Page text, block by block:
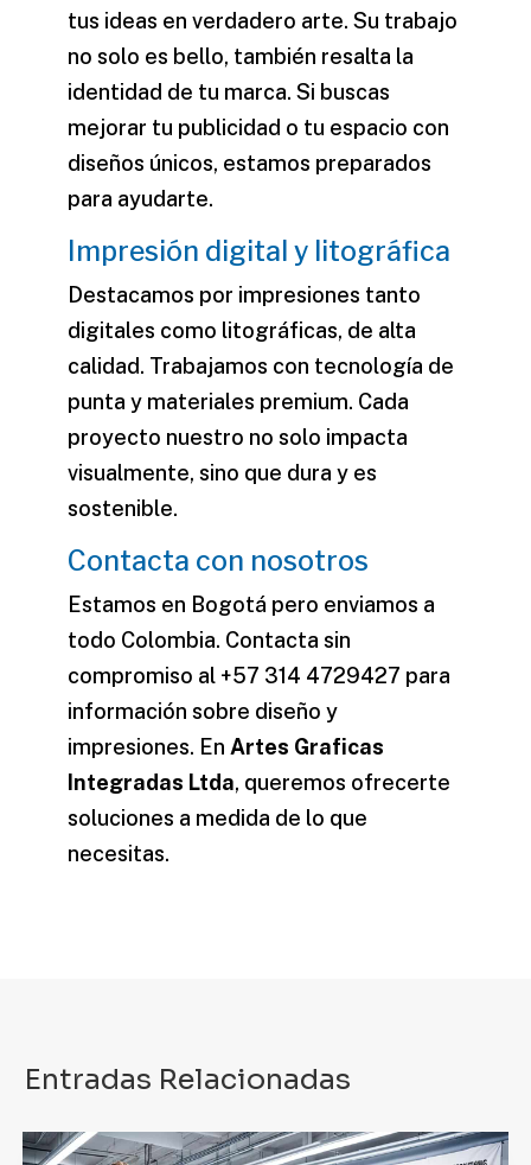
tus ideas en verdadero arte. Su trabajo
no solo es bello, también resalta la
identidad de tu marca. Si buscas
mejorar tu publicidad o tu espacio con
diseños únicos, estamos preparados
para ayudarte.
Impresión digital y litográfica
Destacamos por impresiones tanto
digitales como litográficas, de alta
calidad. Trabajamos con tecnología de
punta y materiales premium. Cada
proyecto nuestro no solo impacta
visualmente, sino que dura y es
sostenible.
Contacta con nosotros
Estamos en Bogotá pero enviamos a
todo Colombia. Contacta sin
compromiso al +57 314 4729427 para
información sobre diseño y
impresiones. En Artes Graficas
Integradas Ltda, queremos ofrecerte
soluciones a medida de lo que
necesitas.
Entradas Relacionadas